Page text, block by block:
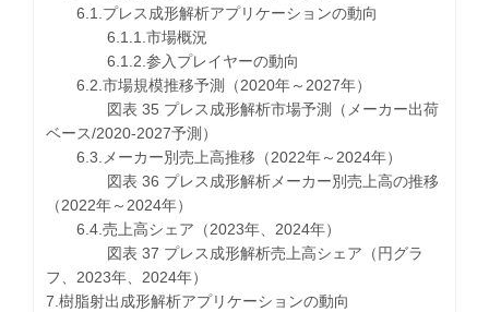
6.1.プレス成形解析アプリケーションの動向
6.1.1.市場概況
6.1.2.参入プレイヤーの動向
6.2.市場規模推移予測（2020年～2027年）
図表 35 プレス成形解析市場予測（メーカー出荷
ベース/2020-2027予測）
6.3.メーカー別売上高推移（2022年～2024年）
図表 36 プレス成形解析メーカー別売上高の推移
（2022年～2024年）
6.4.売上高シェア（2023年、2024年）
図表 37 プレス成形解析売上高シェア（円グラ
フ、2023年、2024年）
7.樹脂射出成形解析アプリケーションの動向